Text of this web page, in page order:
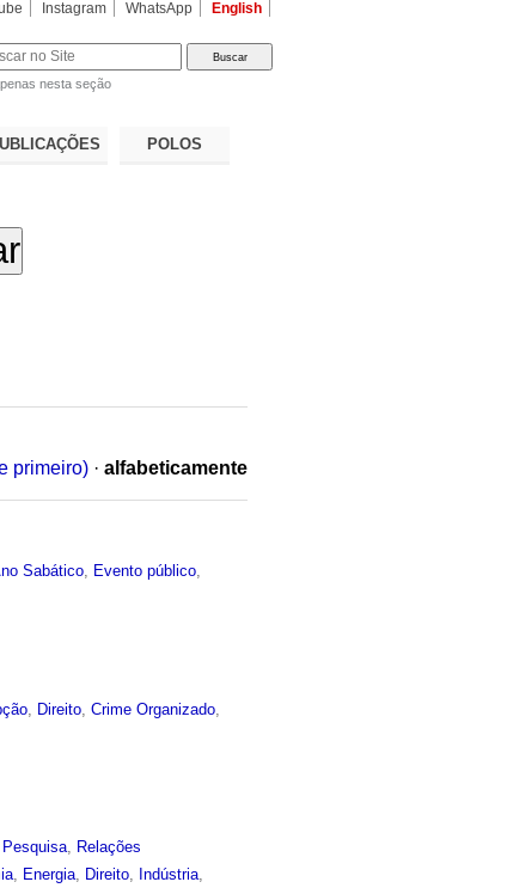
Instagram WhatsApp English
nesta seção
POLOS
primeiro) · alfabeticamente
Sabático Evento público
Direito ,Crime Organizado
Pesquisa, Relações
, Energia, Direito, Indústria,